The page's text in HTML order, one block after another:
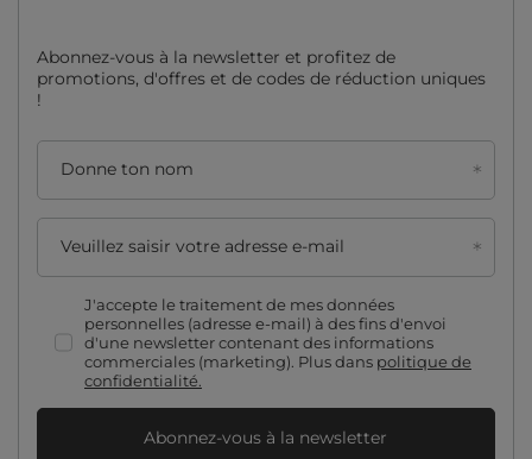
Abonnez-vous à la newsletter et profitez de
promotions, d'offres et de codes de réduction uniques
!
Donne ton nom
Veuillez saisir votre adresse e-mail
J'accepte le traitement de mes données
personnelles (adresse e-mail) à des fins d'envoi
d'une newsletter contenant des informations
commerciales (marketing). Plus dans politique de
confidentialité.
Abonnez-vous à la newsletter